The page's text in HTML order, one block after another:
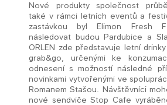
Nové produkty společnost
také v rámci letních eventů a
zastávkou byl Elimon Fresh
následovat budou Pardubice a
ORLEN zde představuje letní
grab&go, určenými ke
odnesení s možností následné
novinkami vytvořenými ve
Romanem Stašou. Návštěvníci
nové sendviče Stop Cafe